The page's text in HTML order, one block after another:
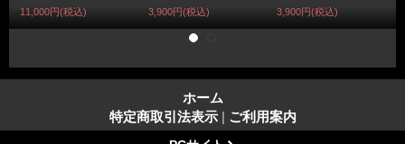
11,000円(税込)
3,900円(税込)
3,900円(税込)
ホーム
特定商取引法表示
ご利用案内